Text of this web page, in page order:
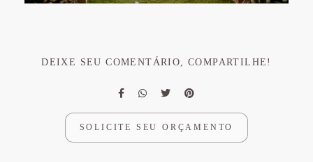
DEIXE SEU COMENTÁRIO, COMPARTILHE!
SOLICITE SEU ORÇAMENTO